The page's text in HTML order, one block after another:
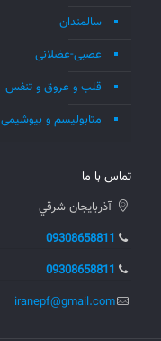
سالمندان
عصبی-عضلانی
قلب و عروق و تنفس
متابولیسم و بیوشیمی
تماس با ما
آذربايجان شرقي
09308658811
09308658811
iranepf@gmail.com